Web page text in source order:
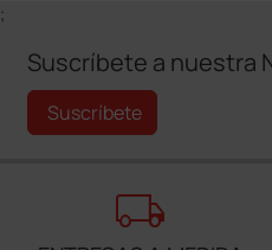
;
Suscríbete a nuestra
Suscríbete
local_shipping